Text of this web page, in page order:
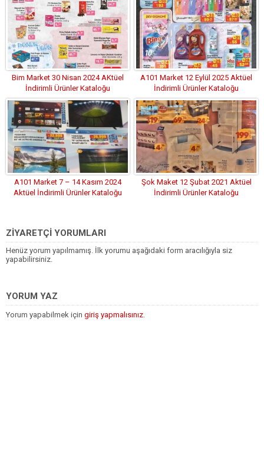
Bim Market 30 Nisan 2024 AKtüel
İndirimli Ürünler Kataloğu
A101 Market 12 Eylül 2025 Aktüel
İndirimli Ürünler Kataloğu
A101 Market 7 – 14 Kasım 2024
Aktüel İndirimli Ürünler Kataloğu
Şok Maket 12 Şubat 2021 Aktüel
İndirimli Ürünler Kataloğu
ZİYARETÇİ YORUMLARI
Henüz yorum yapılmamış. İlk yorumu aşağıdaki form aracılığıyla siz
yapabilirsiniz.
YORUM YAZ
Yorum yapabilmek için giriş yapmalısınız